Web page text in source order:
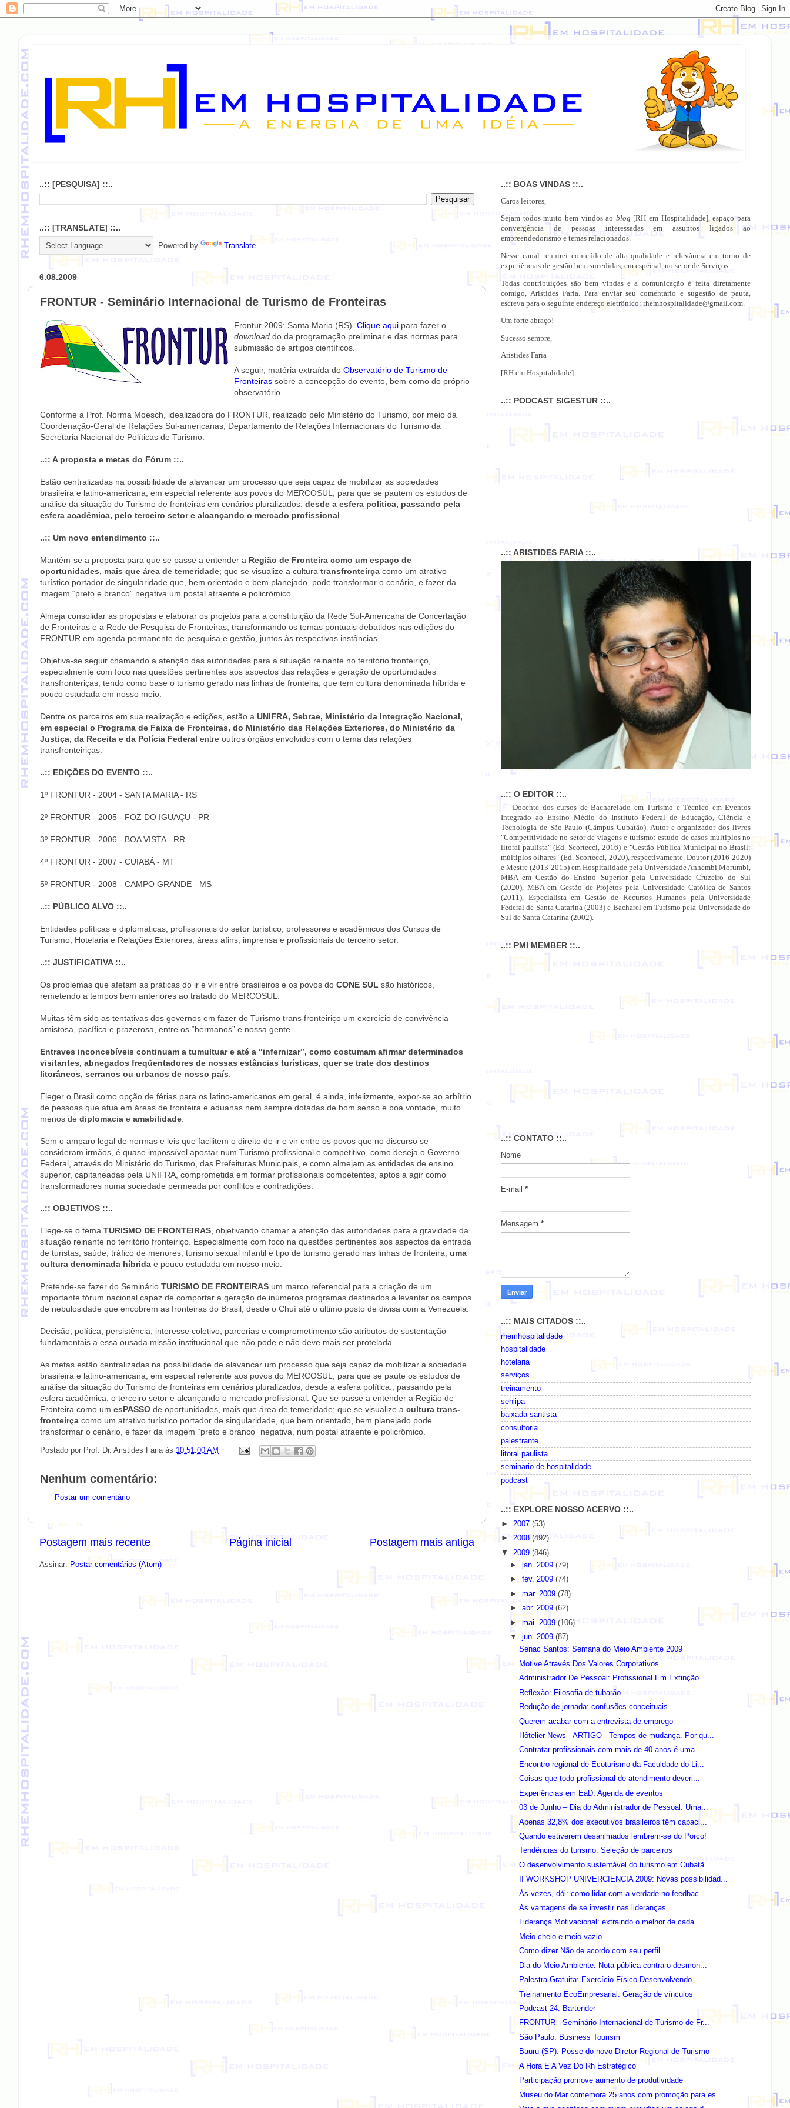
..:: [PESQUISA] ::..
..:: [TRANSLATE] ::..
Powered by Translate
6.08.2009
FRONTUR - Seminário Internacional de Turismo de Fronteiras
Frontur 2009: Santa Maria (RS). Clique aqui para fazer o
download do da programação preliminar e das normas para
submissão de artigos científicos.
A seguir, matéria extraída do Observatório de Turismo de
Fronteiras sobre a concepção do evento, bem como do próprio
observatório.
Conforme a Prof. Norma Moesch, idealizadora do FRONTUR, realizado pelo Ministério do Turismo, por meio da
Coordenação-Geral de Relações Sul-americanas, Departamento de Relações Internacionais do Turismo da
Secretaria Nacional de Políticas de Turismo:
..:: A proposta e metas do Fórum ::..
Estão centralizadas na possibilidade de alavancar um processo que seja capaz de mobilizar as sociedades
brasileira e latino-americana, em especial referente aos povos do MERCOSUL, para que se pautem os estudos de
análise da situação do Turismo de fronteiras em cenários pluralizados: desde a esfera política, passando pela
esfera acadêmica, pelo terceiro setor e alcançando o mercado profissional
..:: Um novo entendimento ::..
Mantém-se a proposta para que se passe a entender a Região de Fronteira como um espaço de
oportunidades, mais que área de temeridade; que se visualize a cultura transfronteirça como um atrativo
turístico portador de singularidade que, bem orientado e bem planejado, pode transformar o cenário, e fazer da
imagem “preto e branco” negativa um postal atraente e policrômico.
Almeja consolidar as propostas e elaborar os projetos para a constituição da Rede Sul-Americana de Concertação
de Fronteiras e a Rede de Pesquisa de Fronteiras, transformando os temas pontuais debatidos nas edições do
FRONTUR em agenda permanente de pesquisa e gestão, juntos às respectivas instâncias.
Objetiva-se seguir chamando a atenção das autoridades para a situação reinante no território fronteiriço,
especialmente com foco nas questões pertinentes aos aspectos das relações e geração de oportunidades
transfronteriças, tendo como base o turismo gerado nas linhas de fronteira, que tem cultura denominada híbrida e
pouco estudada em nosso meio.
Dentre os parceiros em sua realização e edições, estão a UNIFRA, Sebrae, Ministério da Integração Nacional,
em especial o Programa de Faixa de Fronteiras, do Ministério das Relações Exteriores, do Ministério da
Justiça, da Receita e da Polícia Federal entre outros órgãos envolvidos com o tema das relações
transfronteiriças.
..:: EDIÇÕES DO EVENTO ::..
1º FRONTUR - 2004 - SANTA MARIA - RS
2º FRONTUR - 2005 - FOZ DO IGUAÇU - PR
3º FRONTUR - 2006 - BOA VISTA - RR
4º FRONTUR - 2007 - CUIABÁ - MT
5º FRONTUR - 2008 - CAMPO GRANDE - MS
..:: PÚBLICO ALVO ::..
Entidades políticas e diplomáticas, profissionais do setor turístico, professores e acadêmicos dos Cursos de
Turismo, Hotelaria e Relações Exteriores, áreas afins, imprensa e profissionais do terceiro setor.
..:: JUSTIFICATIVA ::..
Os problemas que afetam as práticas do ir e vir entre brasileiros e os povos do CONE SUL são históricos,
remetendo a tempos bem anteriores ao tratado do MERCOSUL.
Muitas têm sido as tentativas dos governos em fazer do Turismo trans fronteiriço um exercício de convivência
amistosa, pacífica e prazerosa, entre os “hermanos” e nossa gente.
Entraves inconcebíveis continuam a tumultuar e até a “infernizar”, como costumam afirmar determinados
visitantes, abnegados freqüentadores de nossas estâncias turísticas, quer se trate dos destinos
litorâneos, serranos ou urbanos de nosso país
Eleger o Brasil como opção de férias para os latino-americanos em geral, é ainda, infelizmente, expor-se ao arbítrio
de pessoas que atua em áreas de fronteira e aduanas nem sempre dotadas de bom senso e boa vontade, muito
menos de diplomacia e amabilidade
Sem o amparo legal de normas e leis que facilitem o direito de ir e vir entre os povos que no discurso se
consideram irmãos, é quase impossível apostar num Turismo profissional e competitivo, como deseja o Governo
Federal, através do Ministério do Turismo, das Prefeituras Municipais, e como almejam as entidades de ensino
superior, capitaneadas pela UNIFRA, comprometida em formar profissionais competentes, aptos a agir como
transformadores numa sociedade permeada por conflitos e contradições.
..:: OBJETIVOS ::..
Elege-se o tema TURISMO DE FRONTEIRAS , objetivando chamar a atenção das autoridades para a gravidade da
situação reinante no território fronteiriço. Especialmente com foco na questões pertinentes aos aspectos da entrada
de turistas, saúde, tráfico de menores, turismo sexual infantil e tipo de turismo gerado nas linhas de fronteira, uma
cultura denominada híbrida e pouco estudada em nosso meio.
Pretende-se fazer do Seminário TURISMO DE FRONTEIRAS um marco referencial para a criação de um
importante fórum nacional capaz de comportar a geração de inúmeros programas destinados a levantar os campos
de nebulosidade que encobrem as fronteiras do Brasil, desde o Chuí até o último posto de divisa com a Venezuela.
Decisão, política, persistência, interesse coletivo, parcerias e comprometimento são atributos de sustentação
fundamentais a essa ousada missão institucional que não pode e não deve mais ser protelada.
As metas estão centralizadas na possibilidade de alavancar um processo que seja capaz de mobilizar a sociedade
brasileira e latino-americana, em especial referente aos povos do MERCOSUL, para que se paute os estudos de
análise da situação do Turismo de fronteiras em cenários pluralizados, desde a esfera política., passando pela
esfera acadêmica, o terceiro setor e alcançando o mercado profissional. Que se passe a entender a Região de
Fronteira como um esPASSO de oportunidades, mais que área de temeridade; que se visualize a cultura trans-
fronteirça como um atrativo turístico portador de singularidade, que bem orientado, bem planejado pode
transformar o cenário, e fazer da imagem “preto e branco” negativa, num postal atraente e policrômico.
Postado por Prof. Dr. Aristides Faria às 10:51:00 AM
Nenhum comentário:
Postar um comentário
Postagem mais recente Postagem mais antiga
Página inicial
Assinar: Postar comentários (Atom)
..:: BOAS VINDAS ::..
Caros leitores,
Sejam todos muito bem vindos ao blog [RH em Hospitalidade], espaço para
convergência de pessoas interessadas em assuntos ligados ao
empreendedorismo e temas relacionados.
Nesse canal reunirei conteúdo de alta qualidade e relevância em torno de
experiências de gestão bem sucedidas, em especial, no setor de Serviços.
Todas contribuições são bem vindas e a comunicação é feita diretamente
comigo, Aristides Faria. Para enviar seu comentário e sugestão de pauta,
escreva para o seguinte endereço eletrônico: rhemhospitalidade@gmail.com.
Um forte abraço!
Sucesso sempre,
Aristides Faria
[RH em Hospitalidade]
..:: PODCAST SIGESTUR ::..
..:: ARISTIDES FARIA ::..
..:: O EDITOR ::..
Docente dos cursos de Bacharelado em Turismo e Técnico em Eventos
Integrado ao Ensino Médio do Instituto Federal de Educação, Ciência e
Tecnologia de São Paulo (Câmpus Cubatão). Autor e organizador dos livros
"Competitividade no setor de viagens e turismo: estudo de casos múltiplos no
litoral paulista" (Ed. Scortecci, 2016) e "Gestão Pública Municipal no Brasil:
múltiplos olhares" (Ed. Scortecci, 2020), respectivamente. Doutor (2016-2020)
e Mestre (2013-2015) em Hospitalidade pela Universidade Anhembi Morumbi,
MBA em Gestão do Ensino Superior pela Universidade Cruzeiro do Sul
(2020), MBA em Gestão de Projetos pela Universidade Católica de Santos
(2011), Especialista em Gestão de Recursos Humanos pela Universidade
Federal de Santa Catarina (2003) e Bacharel em Turismo pela Universidade do
Sul de Santa Catarina (2002).
..:: PMI MEMBER ::..
..:: CONTATO ::..
Nome
E-mail *
Mensagem *
..:: MAIS CITADOS ::..
rhemhospitalidade
hospitalidade
hotelaria
serviços
treinamento
sehlipa
baixada santista
consultoria
palestrante
litoral paulista
seminario de hospitalidade
podcast
..:: EXPLORE NOSSO ACERVO ::..
► 2007 (53)
► 2008 (492)
▼ 2009 (846)
►jan. 2009(79)
►fev. 2009(74)
►mar. 2009(78)
►abr. 2009(62)
►mai. 2009(106)
▼jun. 2009(87)
Senac Santos: Semana do Meio Ambiente 2009
Motive Através Dos Valores Corporativos
Administrador De Pessoal: Profissional Em Extinção...
Reflexão: Filosofia de tubarão
Redução de jornada: confusões conceituais
Querem acabar com a entrevista de emprego
Hôtelier News - ARTIGO - Tempos de mudança. Por qu...
Contratar profissionais com mais de 40 anos é uma ...
Encontro regional de Ecoturismo da Faculdade do Li...
Coisas que todo profissional de atendimento deveri...
Experiências em EaD: Agenda de eventos
03 de Junho – Dia do Administrador de Pessoal: Uma...
Apenas 32,8% dos executivos brasileiros têm capaci...
Quando estiverem desanimados lembrem-se do Porco!
Tendências do turismo: Seleção de parceiros
O desenvolvimento sustentável do turismo em Cubatã...
II WORKSHOP UNIVERCIENCIA 2009: Novas possibilidad...
Às vezes, dói: como lidar com a verdade no feedbac...
As vantagens de se investir nas lideranças
Liderança Motivacional: extraindo o melhor de cada...
Meio cheio e meio vazio
Como dizer Não de acordo com seu perfil
Dia do Meio Ambiente: Nota pública contra o desmon...
Palestra Gratuita: Exercício Físico Desenvolvendo ...
Treinamento EcoEmpresarial: Geração de vínculos
Podcast 24: Bartender
FRONTUR - Seminário Internacional de Turismo de Fr...
São Paulo: Business Tourism
Bauru (SP): Posse do novo Diretor Regional de Turismo
A Hora E A Vez Do Rh Estratégico
Participação promove aumento de produtividade
Museu do Mar comemora 25 anos com promoção para es...